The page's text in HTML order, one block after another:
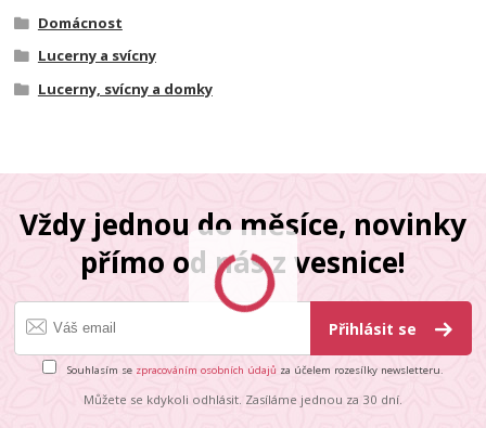
Domácnost
Lucerny a svícny
Lucerny, svícny a domky
Vždy jednou do měsíce, novinky
přímo od nás z vesnice!
Přihlásit se
Souhlasím se zpracováním osobních údajů za účelem rozesílky newsletteru.
Můžete se kdykoli odhlásit. Zasíláme jednou za 30 dní.